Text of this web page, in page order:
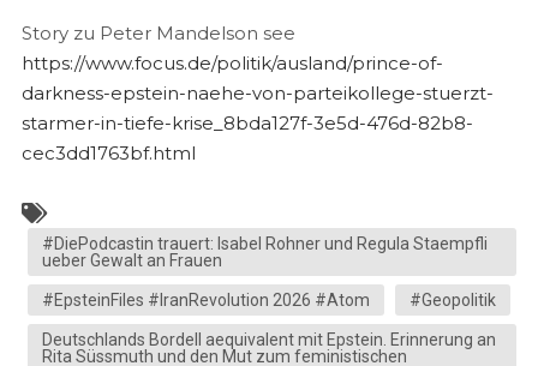
Story zu Peter Mandelson see
https://www.focus.de/politik/ausland/prince-of-
darkness-epstein-naehe-von-parteikollege-stuerzt-
starmer-in-tiefe-krise_8bda127f-3e5d-476d-82b8-
cec3dd1763bf.html
#DiePodcastin trauert: Isabel Rohner und Regula Staempfli
ueber Gewalt an Frauen
#EpsteinFiles #IranRevolution 2026 #Atom #Geopolitik
Deutschlands Bordell aequivalent mit Epstein. Erinnerung an
Rita Süssmuth und den Mut zum feministischen